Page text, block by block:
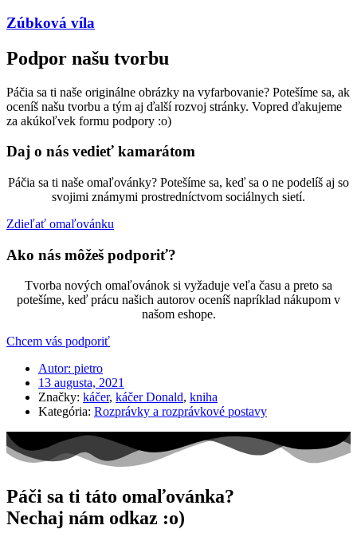
Zúbková víla
Podpor našu tvorbu
Páčia sa ti naše originálne obrázky na vyfarbovanie? Potešíme sa, ak
oceníš našu tvorbu a tým aj ďalší rozvoj stránky. Vopred ďakujeme
za akúkoľvek formu podpory :o)
Daj o nás vedieť kamarátom
Páčia sa ti naše omaľovánky? Potešíme sa, keď sa o ne podelíš aj so
svojimi známymi prostredníctvom sociálnych sietí.
Zdieľať omaľovánku
Ako nás môžeš podporiť?
Tvorba nových omaľovánok si vyžaduje veľa času a preto sa
potešíme, keď prácu našich autorov oceníš napríklad nákupom v
našom eshope.
Chcem vás podporiť
Autor: pietro
13 augusta, 2021
Značky: káčer, káčer Donald, kniha
Kategória: Rozprávky a rozprávkové postavy
Páči sa ti táto omaľovánka?
Nechaj nám odkaz :o)